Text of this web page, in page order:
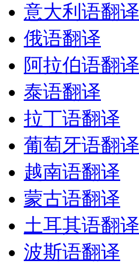
意大利语翻译
俄语翻译
阿拉伯语翻译
泰语翻译
拉丁语翻译
葡萄牙语翻译
越南语翻译
蒙古语翻译
土耳其语翻译
波斯语翻译